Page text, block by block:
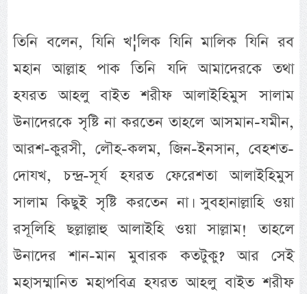
তিনি বলেন, যিনি খ¦লিক যিনি মালিক যিনি রব
মহান আল্লাহ পাক তিনি যদি আমাদেরকে তথা
হযরত আহলু বাইত শরীফ আলাইহিমুস সালাম
উনাদেরকে সৃষ্টি না করতেন তাহলে আসমান-যমীন,
আরশ-কুরসী, লৌহ-কলম, জিন-ইনসান, বেহশত-
দোযখ, চন্দ্র-সূর্য হযরত ফেরেশতা আলাইহিমুস
সালাম কিছুই সৃষ্টি করতেন না। সুবহানাল্লাহি ওয়া
রসূলিহি ছল্লাল্লাহু আলাইহি ওয়া সাল্লাম! তাহলে
উনাদের শান-মান মুবারক কতটুকু? আর সেই
মহাসম্মানিত মহাপবিত্র হযরত আহলু বাইত শরীফ